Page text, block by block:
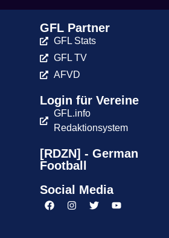
GFL Partner
GFL Stats
GFL TV
AFVD
Login für Vereine
GFL.info
Redaktionsystem
[RDZN] - German
Football
Social Media